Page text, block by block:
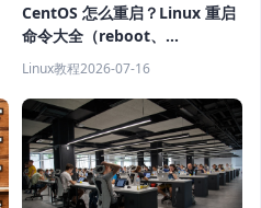
CentOS 怎么重启？Linux 重启
命令大全（reboot、
shutdown、systemctl 教程）
Linux教程2026-07-16